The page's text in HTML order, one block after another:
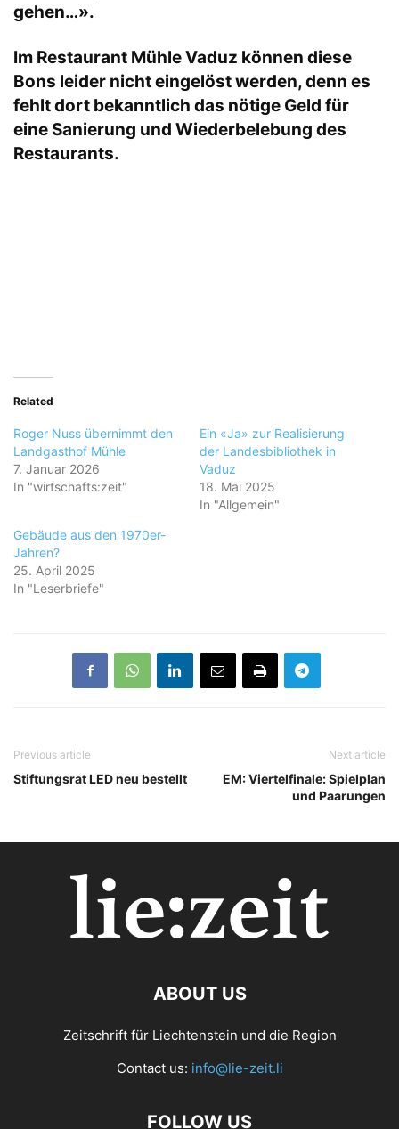
gehen…».
Im Restaurant Mühle Vaduz können diese
Bons leider nicht eingelöst werden, denn es
fehlt dort bekanntlich das nötige Geld für
eine Sanierung und Wiederbelebung des
Restaurants.
Related
Roger Nuss übernimmt den
Landgasthof Mühle
7. Januar 2026
In "wirtschafts:zeit"
Ein «Ja» zur Realisierung
der Landesbibliothek in
Vaduz
18. Mai 2025
In "Allgemein"
Gebäude aus den 1970er-
Jahren?
25. April 2025
In "Leserbriefe"
Previous article
Stiftungsrat LED neu bestellt
Next article
EM: Viertelfinale: Spielplan
und Paarungen
ABOUT US
Zeitschrift für Liechtenstein und die Region
Contact us: info@lie-zeit.li
FOLLOW US